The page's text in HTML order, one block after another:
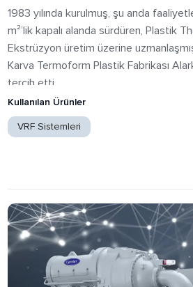
1983 yılında kurulmuş, şu anda
m²’lik kapalı alanda sürdüren, Plastik
Ekstrüzyon üretim üzerine
Karva Termoform Plastik Fabrikası
tercih etti.
Kullanılan Ürünler
VRF Sistemleri